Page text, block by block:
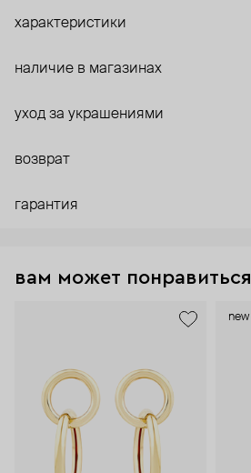
характеристики
наличие в магазинах
уход за украшениями
возврат
гарантия
вам может понравиться
new